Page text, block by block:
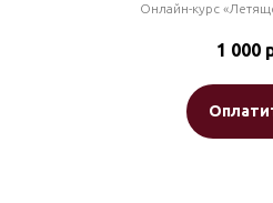
Онлайн-курс
1 000